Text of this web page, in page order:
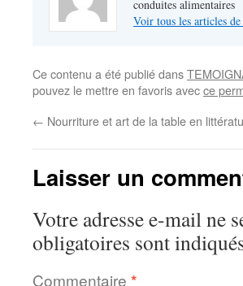
conduites alimentaires
Voir tous les articles de
Ce contenu a été publié dans
pouvez le mettre en favoris avecce
← Nourriture et art de la table en
Laisser un
Votre adresse e-mail ne
obligatoires sont
Commentaire *